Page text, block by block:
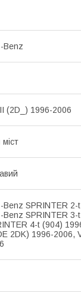
Benz
(2D_) 1996-2006
Benz SPRINTER
Benz SPRINTER
4-t (904)
2DK) 1996-2006,